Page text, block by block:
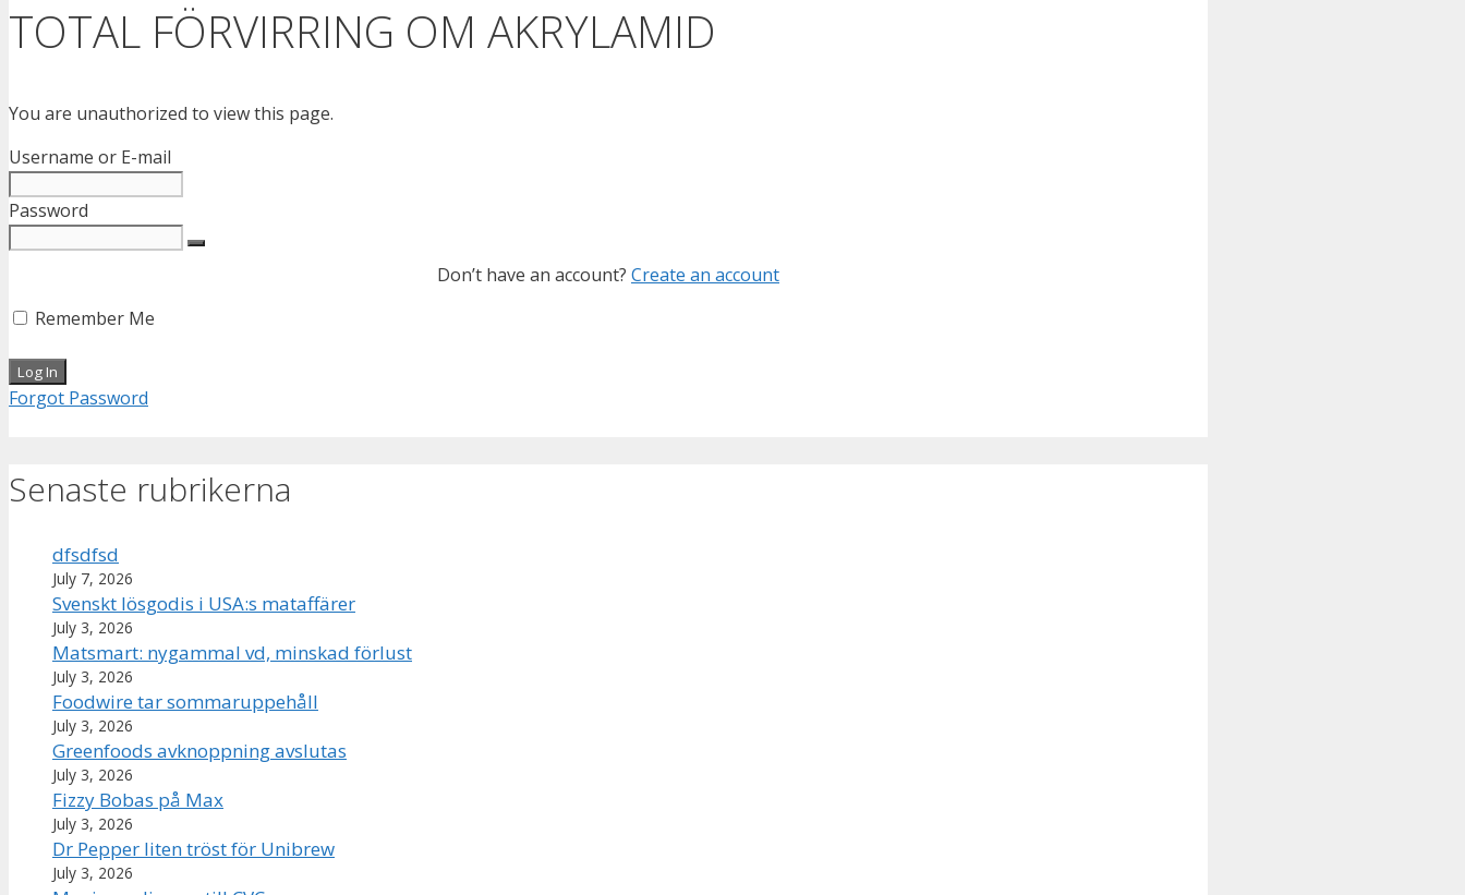
TOTAL FÖRVIRRING OM AKRYLAMID
You are unauthorized to view this page.
Username or E-mail
Password
Don’t have an account? Create an account
Remember Me
Forgot Password
Senaste rubrikerna
dfsdfsd
July 7, 2026
Svenskt lösgodis i USA:s mataffärer
July 3, 2026
Matsmart: nygammal vd, minskad förlust
July 3, 2026
Foodwire tar sommaruppehåll
July 3, 2026
Greenfoods avknoppning avslutas
July 3, 2026
Fizzy Bobas på Max
July 3, 2026
Dr Pepper liten tröst för Unibrew
July 3, 2026